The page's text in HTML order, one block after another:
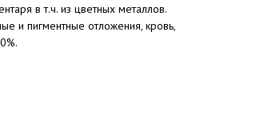
в т.ч. из цветных металлов.
и пигментные отложения, кровь,